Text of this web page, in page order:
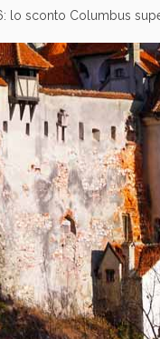
che hanno conquistato
famiglie in Cilento: il
Vacanze in campeggio
CONSIGLI PRATICI